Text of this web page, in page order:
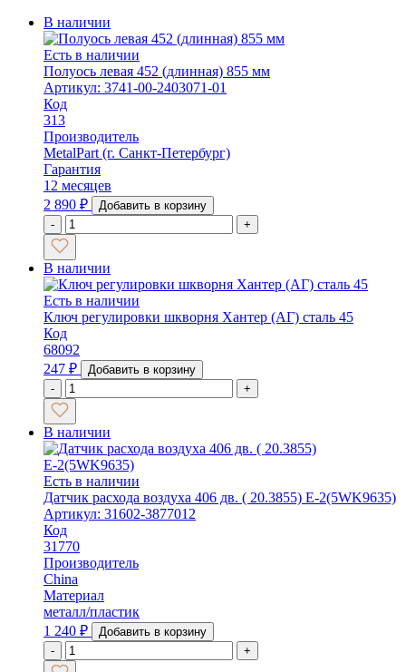
В наличии
Есть в наличии
Полуось левая 452 (длинная) 855 мм
Артикул: 3741-00-2403071-01
Код
313
Производитель
MetalPart (г. Санкт-Петербург)
Гарантия
12 месяцев
2 890 ₽
Добавить в корзину
-
+
В наличии
Есть в наличии
Ключ регулировки шкворня Хантер (АГ) сталь 45
Код
68092
247 ₽
Добавить в корзину
-
+
В наличии
Есть в наличии
Датчик расхода воздуха 406 дв. ( 20.3855) Е-2(5WK9635)
Артикул: 31602-3877012
Код
31770
Производитель
China
Материал
металл/пластик
1 240 ₽
Добавить в корзину
-
+